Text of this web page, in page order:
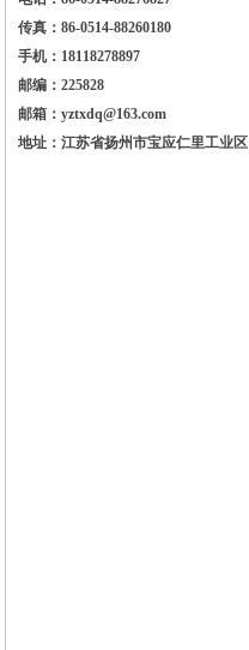
传真：86-0514-88260180
手机：18118278897
邮编：225828
邮箱：yztxdq@163.com
地址：江苏省扬州市宝应仁里工业区